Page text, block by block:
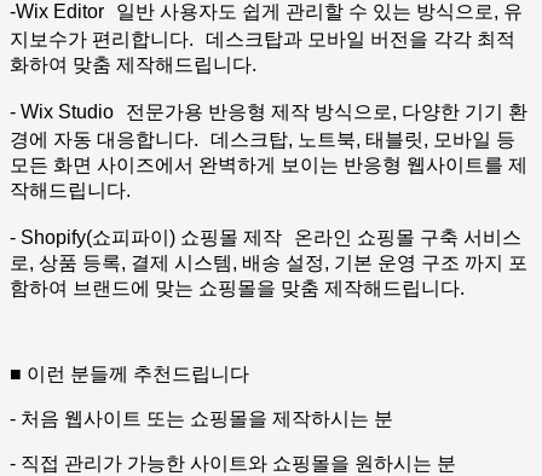
-Wix Editor 일반 사용자도 쉽게 관리할 수 있는 방식으로, 유
지보수가 편리합니다. 데스크탑과 모바일 버전을 각각 최적
화하여 맞춤 제작해드립니다.
- Wix Studio 전문가용 반응형 제작 방식으로, 다양한 기기 환
경에 자동 대응합니다. 데스크탑, 노트북, 태블릿, 모바일 등
모든 화면 사이즈에서 완벽하게 보이는 반응형 웹사이트를 제
작해드립니다.
- Shopify(쇼피파이) 쇼핑몰 제작 온라인 쇼핑몰 구축 서비스
로, 상품 등록, 결제 시스템, 배송 설정, 기본 운영 구조 까지 포
함하여 브랜드에 맞는 쇼핑몰을 맞춤 제작해드립니다.
■ 이런 분들께 추천드립니다
- 처음 웹사이트 또는 쇼핑몰을 제작하시는 분
- 직접 관리가 가능한 사이트와 쇼핑몰을 원하시는 분